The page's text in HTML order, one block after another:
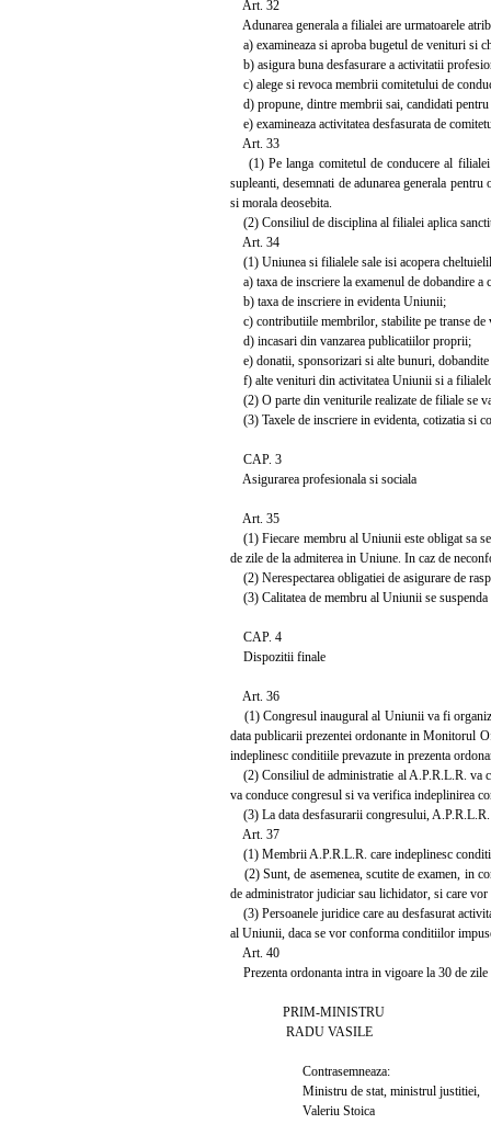
Art. 32
Adunarea generala a filialei are urmatoarele
a) examineaza si aproba bugetul de venituri si
b) asigura buna desfasurare a activitatii
c) alege si revoca membrii comitetului de
d) propune, dintre membrii sai, candidati
e) examineaza activitatea desfasurata de
Art. 33
(1) Pe langa comitetul de conducere al
supleanti, desemnati de adunarea generala
si morala deosebita.
(2) Consiliul de disciplina al filialei aplica
Art. 34
(1) Uniunea si filialele sale isi acopera
a) taxa de inscriere la examenul de dobandire
b) taxa de inscriere in evidenta Uniunii;
c) contributiile membrilor, stabilite pe transe de
d) incasari din vanzarea publicatiilor proprii;
e) donatii, sponsorizari si alte bunuri,
f) alte venituri din activitatea Uniunii si a
(2) O parte din veniturile realizate de filiale se
(3) Taxele de inscriere in evidenta, cotizatia si
CAP. 3
Asigurarea profesionala si sociala
Art. 35
(1) Fiecare membru al Uniunii este obligat sa
de zile de la admiterea in Uniune. In caz de
(2) Nerespectarea obligatiei de asigurare de
(3) Calitatea de membru al Uniunii se suspenda
CAP. 4
Dispozitii finale
Art. 36
(1) Congresul inaugural al Uniunii va fi
data publicarii prezentei ordonante in Monitorul
indeplinesc conditiile prevazute in prezenta
(2) Consiliul de administratie al A.P.R.L.R. va
va conduce congresul si va verifica indeplinirea
(3) La data desfasurarii congresului,
Art. 37
(1) Membrii A.P.R.L.R. care indeplinesc
(2) Sunt, de asemenea, scutite de examen, in
de administrator judiciar sau lichidator, si care
(3) Persoanele juridice care au desfasurat
al Uniunii, daca se vor conforma conditiilor
Art. 40
Prezenta ordonanta intra in vigoare la 30 de
PRIM-MINISTRU
RADU VASILE
Contrasemneaza:
Ministru de stat, ministrul justitiei,
Valeriu Stoica